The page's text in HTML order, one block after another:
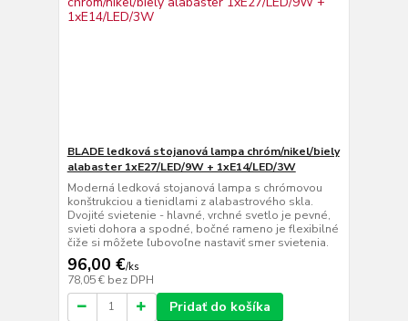
BLADE ledková stojanová lampa chróm/nikel/biely
alabaster 1xE27/LED/9W + 1xE14/LED/3W
Moderná ledková stojanová lampa s chrómovou
konštrukciou a tienidlami z alabastrového skla.
Dvojité svietenie - hlavné, vrchné svetlo je pevné,
svieti dohora a spodné, bočné rameno je flexibilné
čiže si môžete ľubovoľne nastaviť smer svietenia.
96,00 €/ks
78,05 € bez DPH
Pridať do košíka